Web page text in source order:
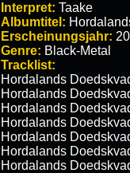
Interpret: Taake
Albumtitel:
Erscheinungsjahr:
Genre: Black-Metal
Tracklist:
Hordalands
Hordalands
Hordalands
Hordalands
Hordalands
Hordalands
Hordalands